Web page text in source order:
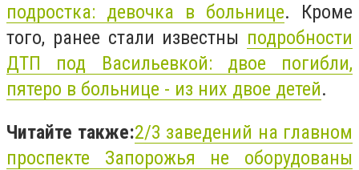
подростка: девочка в больнице. Кроме
того, ранее стали известны подробности
ДТП под Васильевкой: двое погибли,
пятеро в больнице - из них двое детей.
Читайте также:2/3 заведений на главном
проспекте Запорожья не оборудованы